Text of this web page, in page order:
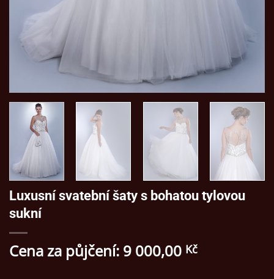
Luxusní svatební šaty s bohatou tylovou
sukní
Cena za půjčení: 9 000,00 Kč